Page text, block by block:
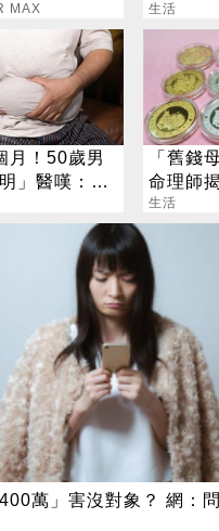
MAX
眼：真
生活
月！50歲男
」醫嘆：無
「舊錢
命理師
肖力量大
生活
萬」害沒對象？ 網：